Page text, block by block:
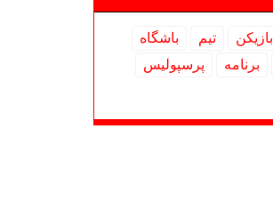
بازیكن تیم
باشگاه
برنامه
پرسپولیس